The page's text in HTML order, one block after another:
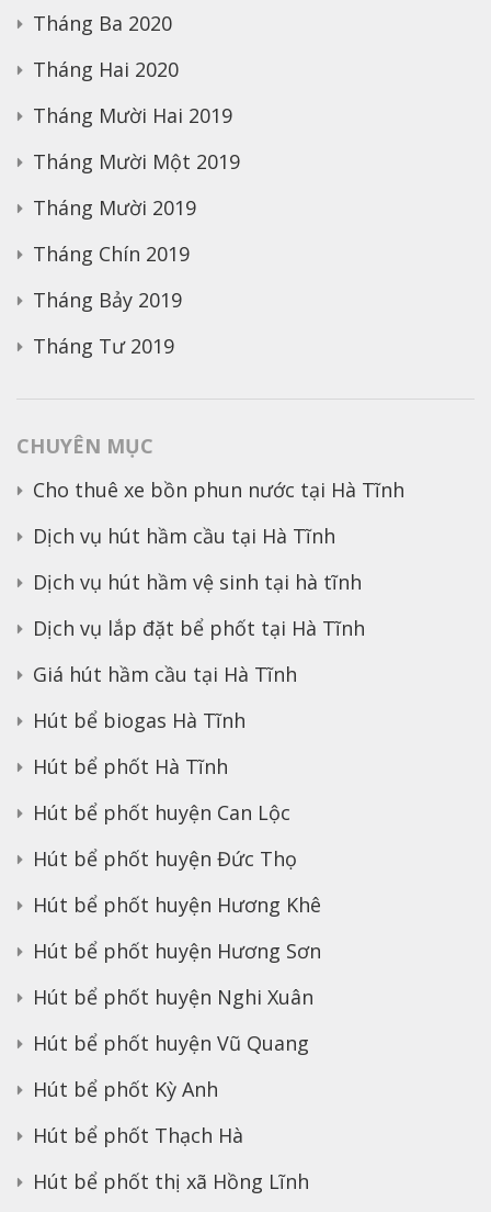
Tháng Ba 2020
Tháng Hai 2020
Tháng Mười Hai 2019
Tháng Mười Một 2019
Tháng Mười 2019
Tháng Chín 2019
Tháng Bảy 2019
Tháng Tư 2019
CHUYÊN MỤC
Cho thuê xe bồn phun nước tại Hà Tĩnh
Dịch vụ hút hầm cầu tại Hà Tĩnh
Dịch vụ hút hầm vệ sinh tại hà tĩnh
Dịch vụ lắp đặt bể phốt tại Hà Tĩnh
Giá hút hầm cầu tại Hà Tĩnh
Hút bể biogas Hà Tĩnh
Hút bể phốt Hà Tĩnh
Hút bể phốt huyện Can Lộc
Hút bể phốt huyện Đức Thọ
Hút bể phốt huyện Hương Khê
Hút bể phốt huyện Hương Sơn
Hút bể phốt huyện Nghi Xuân
Hút bể phốt huyện Vũ Quang
Hút bể phốt Kỳ Anh
Hút bể phốt Thạch Hà
Hút bể phốt thị xã Hồng Lĩnh